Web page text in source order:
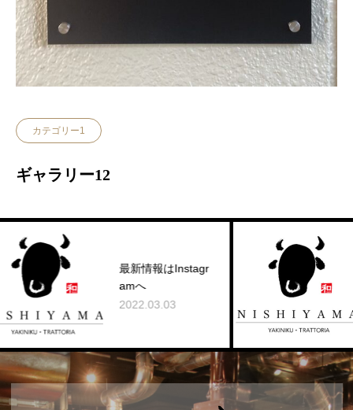
カテゴリー1
ギャラリー12
最新情報はInstagr
amへ
2022.03.03